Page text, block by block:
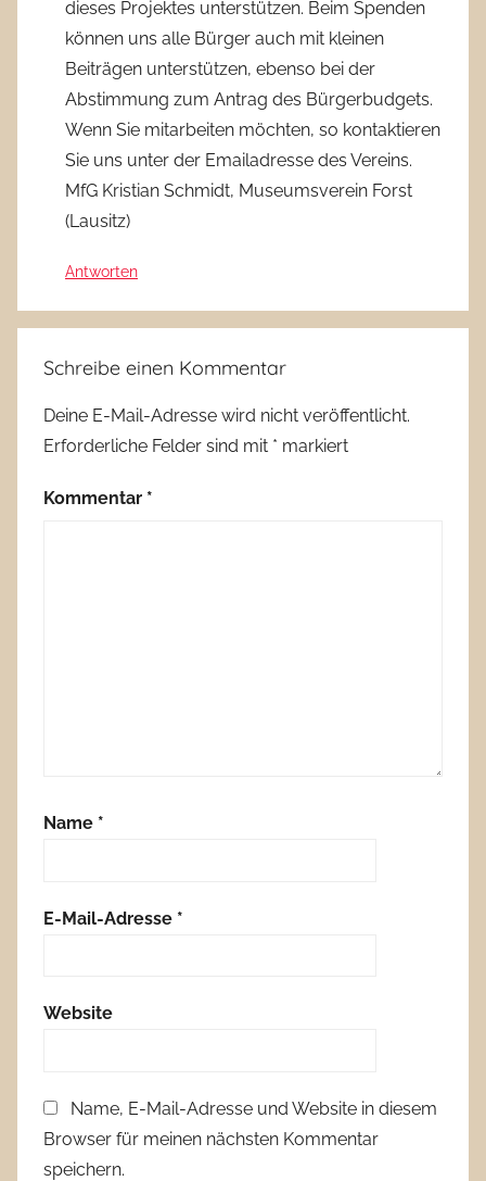
dieses Projektes unterstützen. Beim Spenden
können uns alle Bürger auch mit kleinen
Beiträgen unterstützen, ebenso bei der
Abstimmung zum Antrag des Bürgerbudgets.
Wenn Sie mitarbeiten möchten, so kontaktieren
Sie uns unter der Emailadresse des Vereins.
MfG Kristian Schmidt, Museumsverein Forst
(Lausitz)
Antworten
Schreibe einen Kommentar
Deine E-Mail-Adresse wird nicht veröffentlicht.
Erforderliche Felder sind mit * markiert
Kommentar *
Name *
E-Mail-Adresse *
Website
Name, E-Mail-Adresse und Website in diesem
Browser für meinen nächsten Kommentar
speichern.